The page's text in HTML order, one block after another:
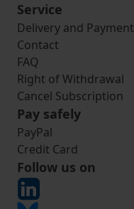
Service
Delivery and Payment
Contact
FAQ
Right of Withdrawal
Cancel Subscription
Pay safely
PayPal
Credit Card
Follow us on